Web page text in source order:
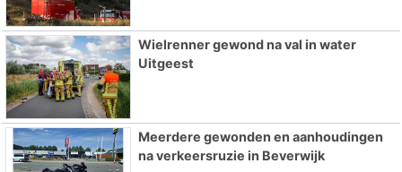
Wielrenner gewond na val in water
Uitgeest
Meerdere gewonden en aanhoudingen
na verkeersruzie in Beverwijk